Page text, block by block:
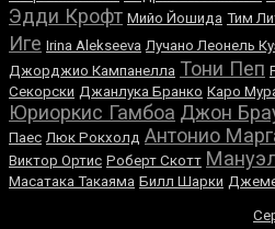
Эдди Крофт Мийо Йошида Тим
Иге Irina Alekseeva Лучано Леонель
Джорджио Кампанелла Тони Пеп
Секорски Джанлука Бранко Каро
Юриоркис Гамбоа Джон
Паес Люк Рокхолд Антонио
Виктор Ортис Роберт Скотт
Масатака Такаяма Билл Шарки